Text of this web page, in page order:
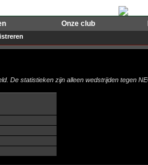
Onze club
De statistieken zijn alleen wedstrijden tegen